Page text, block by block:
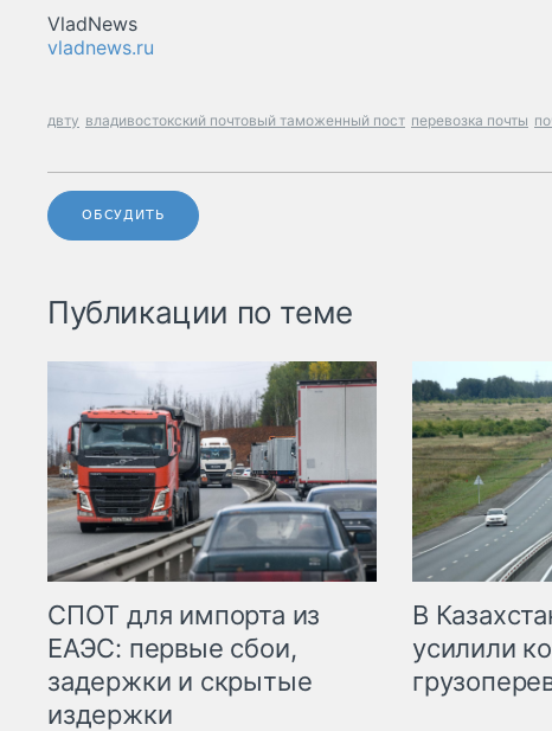
VladNews
vladnews.ru
двту владивостокский почтовый таможенный пост перевозка почты
ОБСУДИТЬ
Публикации по теме
СПОТ для импорта из
ЕАЭС: первые сбои,
задержки и скрытые
издержки
В
усилили